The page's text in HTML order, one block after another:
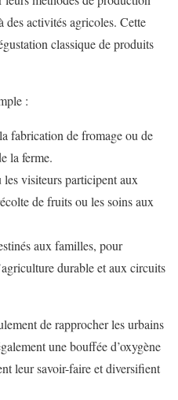
activités agricoles. Cette
classique de produits
:
fabrication de fromage ou de
la ferme.
visiteurs participent aux
de fruits ou les soins aux
aux familles, pour
durable et aux circuits
de rapprocher les urbains
une bouffée d’oxygène
leur savoir-faire et diversifient